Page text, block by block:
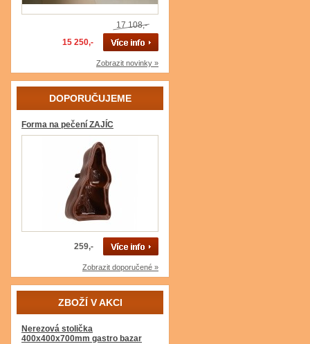
17 108,-
15 250,-
Zobrazit novinky »
DOPORUČUJEME
Forma na pečení ZAJÍC
259,-
Zobrazit doporučené »
ZBOŽÍ V AKCI
Nerezová stolička
400x400x700mm gastro bazar